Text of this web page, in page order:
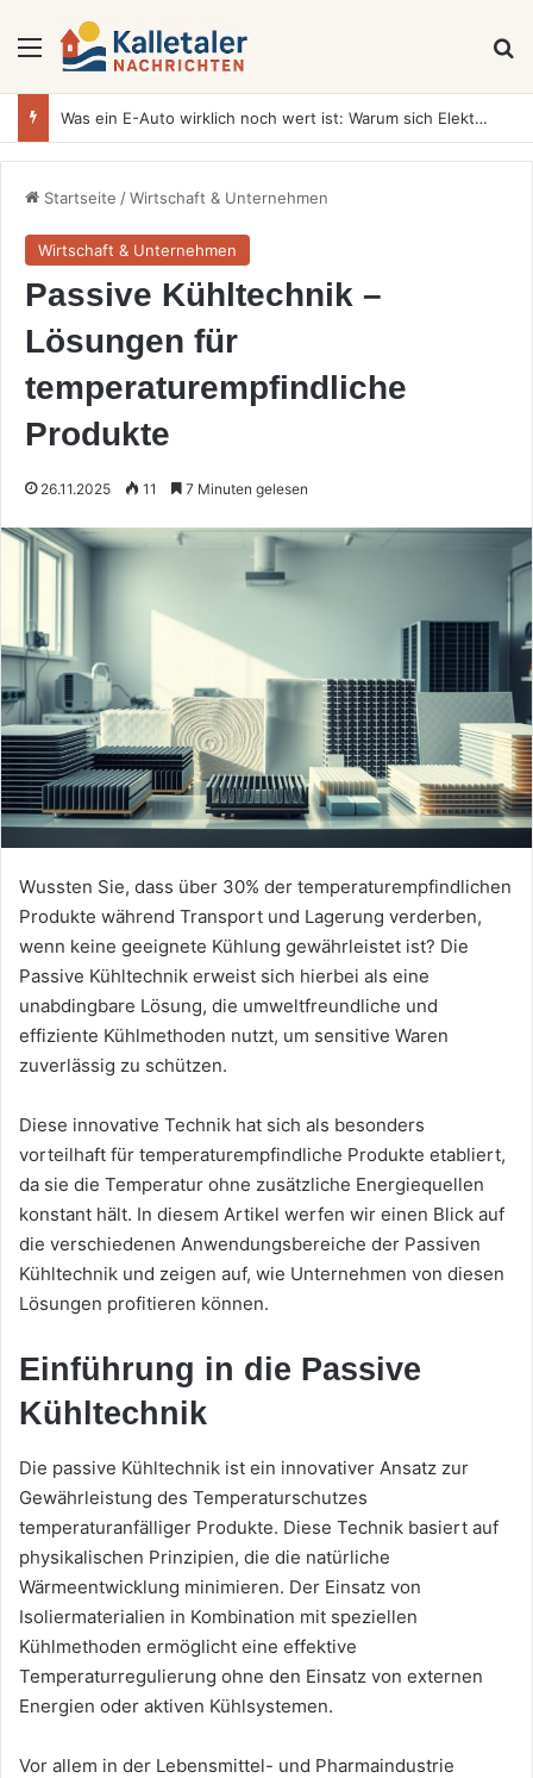
Menü
Was ein E-Auto wirklich noch wert ist: Warum sich Elektrofahrzeuge bei der Wertermittlung anders verhalten als Verbrenner
Startseite /Wirtschaft & Unternehmen
Wirtschaft & Unternehmen
Passive Kühltechnik –
Lösungen für
temperaturempfindliche
Produkte
26.11.2025 11 7 Minuten gelesen
Wussten Sie, dass über 30% der temperaturempfindlichen
Produkte während Transport und Lagerung verderben,
wenn keine geeignete Kühlung gewährleistet ist? Die
Passive Kühltechnik erweist sich hierbei als eine
unabdingbare Lösung, die umweltfreundliche und
effiziente Kühlmethoden nutzt, um sensitive Waren
zuverlässig zu schützen.
Diese innovative Technik hat sich als besonders
vorteilhaft für temperaturempfindliche Produkte etabliert,
da sie die Temperatur ohne zusätzliche Energiequellen
konstant hält. In diesem Artikel werfen wir einen Blick auf
die verschiedenen Anwendungsbereiche der Passiven
Kühltechnik und zeigen auf, wie Unternehmen von diesen
Lösungen profitieren können.
Einführung in die Passive
Kühltechnik
Die passive Kühltechnik ist ein innovativer Ansatz zur
Gewährleistung des Temperaturschutzes
temperaturanfälliger Produkte. Diese Technik basiert auf
physikalischen Prinzipien, die die natürliche
Wärmeentwicklung minimieren. Der Einsatz von
Isoliermaterialien in Kombination mit speziellen
Kühlmethoden ermöglicht eine effektive
Temperaturregulierung ohne den Einsatz von externen
Energien oder aktiven Kühlsystemen.
Vor allem in der Lebensmittel- und Pharmaindustrie